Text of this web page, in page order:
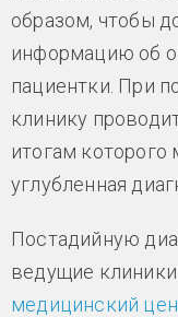
образом, чтобы
информацию об
пациентки. При
клинику
итогам
углубленная
Постадийную
ведущие
медицинский